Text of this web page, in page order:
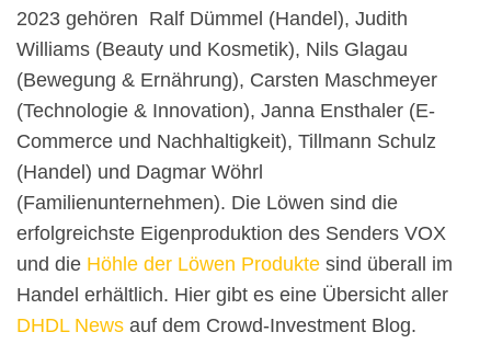
2023 gehören Ralf Dümmel (Handel), Judith
Williams (Beauty und Kosmetik), Nils Glagau
(Bewegung & Ernährung), Carsten Maschmeyer
(Technologie & Innovation), Janna Ensthaler (E-
Commerce und Nachhaltigkeit), Tillmann Schulz
(Handel) und Dagmar Wöhrl
(Familienunternehmen). Die Löwen sind die
erfolgreichste Eigenproduktion des Senders VOX
und die Höhle der Löwen Produkte sind überall im
Handel erhältlich. Hier gibt es eine Übersicht aller
DHDL News auf dem Crowd-Investment Blog.